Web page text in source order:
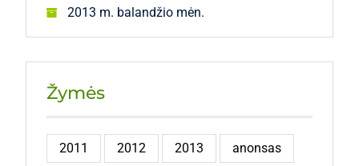
2013 m. balandžio mėn.
Žymės
2011 2012 2013 anonsas